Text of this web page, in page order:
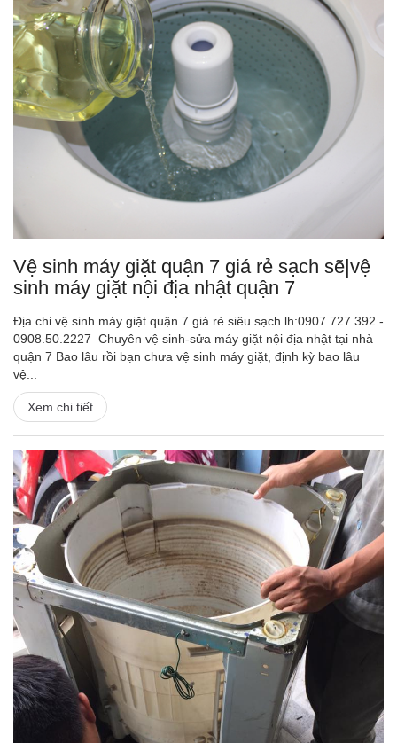
Vệ sinh máy giặt quận 7 giá rẻ sạch sẽ|vệ
sinh máy giặt nội địa nhật quận 7
Địa chỉ vệ sinh máy giặt quận 7 giá rẻ siêu sạch lh:0907.727.392 -
0908.50.2227 Chuyên vệ sinh-sửa máy giặt nội địa nhật tại nhà
quận 7 Bao lâu rồi bạn chưa vệ sinh máy giặt, định kỳ bao lâu
vệ...
Xem chi tiết